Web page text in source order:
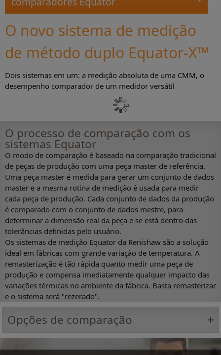
O novo sistema de medição
de método duplo Equator-X™
Dois sistemas em um: a medição absoluta de uma CMM, o
desempenho comparador de um medidor versátil
O processo de comparação com os
sistemas Equator
O modo de comparação é baseado na comparação tradicional
de peças de produção com uma peça master de referência.
Uma peça master é medida para gerar um conjunto de dados
master e a mesma rotina de medição é usada para medir
cada peça de produção. Cada conjunto de dados da produção
é comparado com o conjunto de dados mestre, para
determinar a dimensão real da peça e se está dentro das
tolerâncias definidas pelo usuário.
Os sistemas de medição Equator da Renishaw são a solução
ideal em fábricas com grande variação de temperatura. A
remasterização é tão rápida quanto medir uma peça de
produção e compensa imediatamente qualquer impacto das
variações térmicas no ambiente da fábrica. Basta remasterizar
e o sistema será "rezerado".
Opções de comparação